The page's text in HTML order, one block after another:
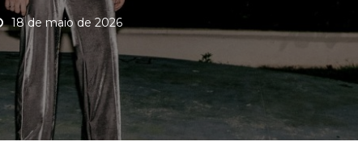
18 de maio de 2026